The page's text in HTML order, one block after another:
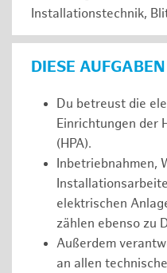
Installationstechnik,
DIESE
Du betreust die
Einrichtungen der
(HPA).
Inbetriebnahmen,
elektrischen
zählen ebenso zu
Außerdem
an allen